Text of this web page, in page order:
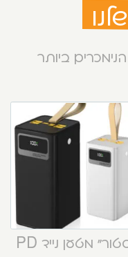
הנימכרים ביותר
“קסטור” מטען נייד PD